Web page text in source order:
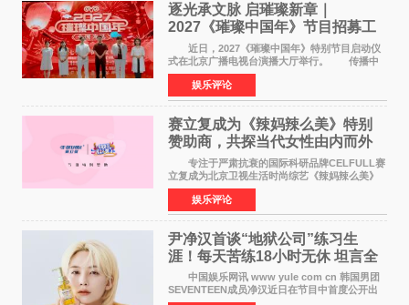
逐光承文脉 启璀璨新章｜
2027《璀璨中国年》节目招募工
作圆满启动
近日，2027《璀璨中国年》特别节目启动仪
式在北京广播电视台演播大厅举行。 传播中
华优秀传统文化，弘扬纯正国风艺术，打造高规
格、高质感、正能量的文艺盛典，是璀璨中国年
矢志不渝的初心
娱乐评论
赛立复成为《辣妈辣么美》特别
赞助商，共探当代女性由内而外
活力美
专注于严肃抗衰的国际科研品牌CELFULL赛
立复成为北京卫视生活时尚综艺《辣妈辣么美》
的特别赞助商,明星辣妈袁咏仪倾情参与，向广大
都市女性传递健康生活新主张，寄语当代女性在
家庭与自我之间
娱乐评论
尹净汉首谈“地狱公司”练习生
涯！每天苦练18小时无休 坦言全
靠成员撑过来
中国娱乐网讯 www yule com cn 韩国男团
SEVENTEEN成员净汉近日在节目中首度公开出
道前的残酷练习生经历，并提及经纪公司Pledis